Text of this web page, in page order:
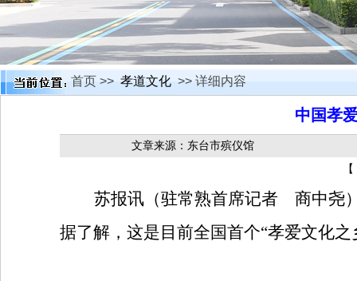
首页 >> 孝道文化 >> 详细内容
中国孝
文章来源：东台市殡仪馆
【
苏报讯（驻常熟首席记者 商中尧
据了解，这是目前全国首个“孝爱文化之